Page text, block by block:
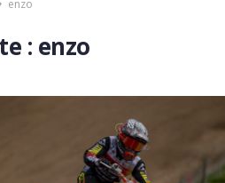
enzo
: enzo